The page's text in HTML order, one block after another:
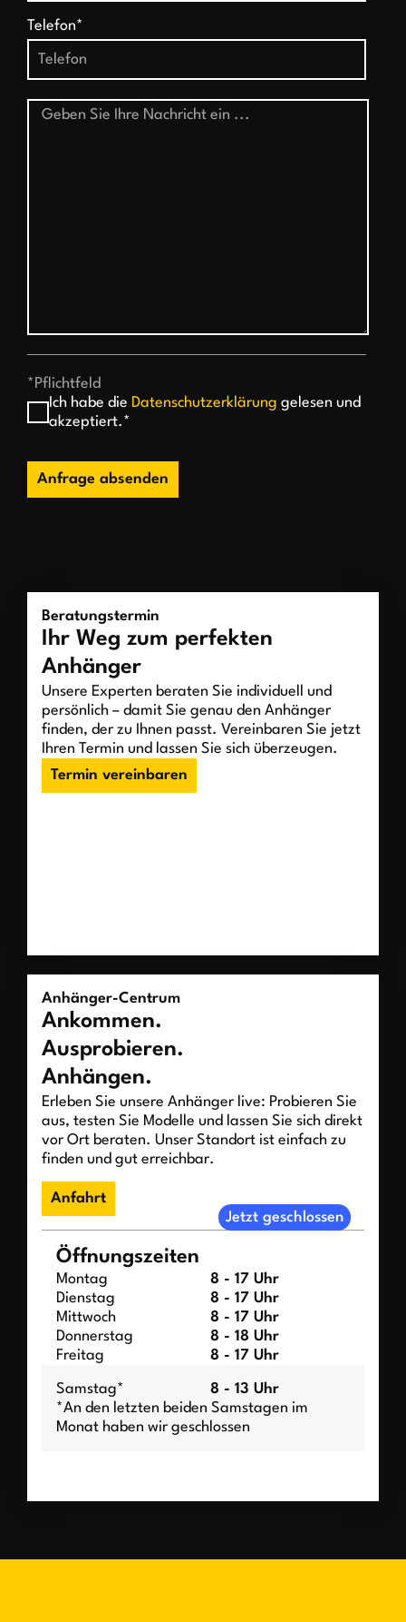
Telefon*
*Pflichtfeld
Ich habe die Datenschutzerklärung gelesen und
akzeptiert.*
Anfrage absenden
Beratungstermin
Ihr Weg zum perfekten
Anhänger
Unsere Experten beraten Sie individuell und
persönlich – damit Sie genau den Anhänger
finden, der zu Ihnen passt. Vereinbaren Sie jetzt
Ihren Termin und lassen Sie sich überzeugen.
Termin vereinbaren
Anhänger-Centrum
Ankommen.
Ausprobieren.
Anhängen.
Erleben Sie unsere Anhänger live: Probieren Sie
aus, testen Sie Modelle und lassen Sie sich direkt
vor Ort beraten. Unser Standort ist einfach zu
finden und gut erreichbar.
Anfahrt
Jetzt geschlossen
Öffnungszeiten
Montag
8 - 17 Uhr
Dienstag
8 - 17 Uhr
Mittwoch
8 - 17 Uhr
Donnerstag
8 - 18 Uhr
Freitag
8 - 17 Uhr
Samstag*
8 - 13 Uhr
*An den letzten beiden Samstagen im
Monat haben wir geschlossen